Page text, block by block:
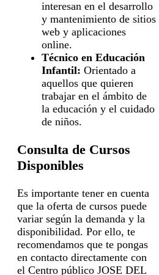
interesan en el desarrollo
y mantenimiento de sitios
web y aplicaciones
online.
Técnico en Educación
Infantil: Orientado a
aquellos que quieren
trabajar en el ámbito de
la educación y el cuidado
de niños.
Consulta de Cursos
Disponibles
Es importante tener en cuenta
que la oferta de cursos puede
variar según la demanda y la
disponibilidad. Por ello, te
recomendamos que te pongas
en contacto directamente con
el Centro público JOSE DEL